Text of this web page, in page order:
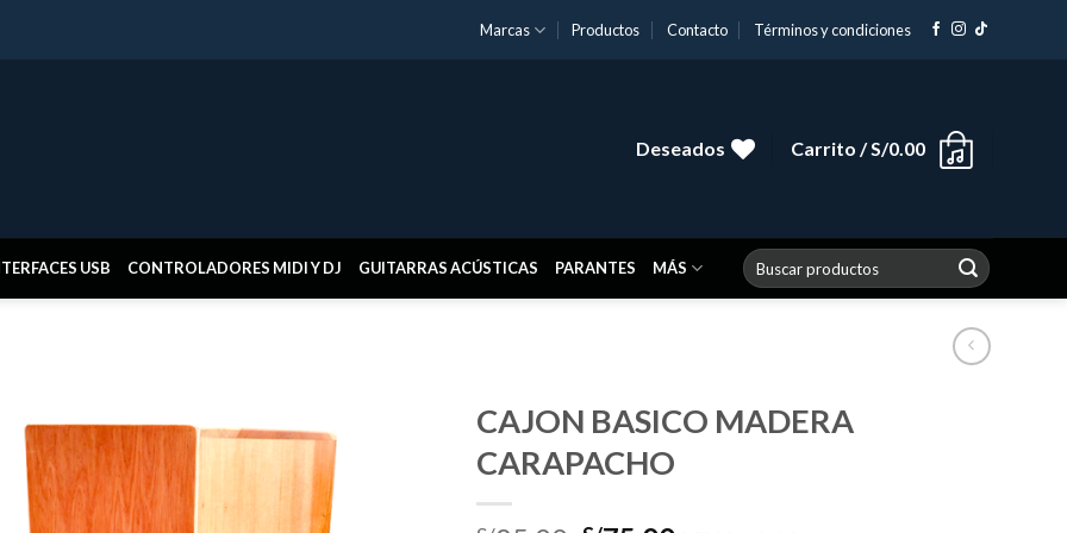
Marcas Productos Contacto Términos y condiciones
Deseados Carrito /S/0.00
USB CONTROLADORES MIDI Y DJ GUITARRAS ACÚSTICAS PARANTES MÁS
Buscar
por:
CAJON BASICO MADERA
CARAPACHO